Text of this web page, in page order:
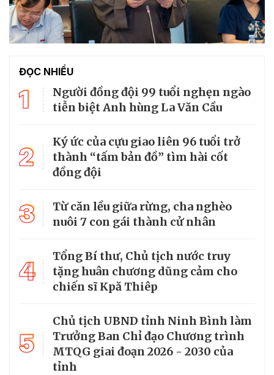
ĐỌC NHIỀU
1
Người đồng đội 99 tuổi nghẹn ngào
tiễn biệt Anh hùng La Văn Cầu
2
Ký ức của cựu giao liên 96 tuổi trở
thành “tấm bản đồ” tìm hài cốt
đồng đội
3
Từ căn lều giữa rừng, cha nghèo
nuôi 7 con gái thành cử nhân
4
Tổng Bí thư, Chủ tịch nước truy
tặng huân chương dũng cảm cho
chiến sĩ Kpă Thiêp
5
Chủ tịch UBND tỉnh Ninh Bình làm
Trưởng Ban Chỉ đạo Chương trình
MTQG giai đoạn 2026 - 2030 của
tỉnh